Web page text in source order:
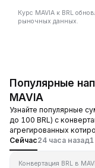
Курс MAVIA к BRL
рыночных данных.
Популярные
MAVIA
Узнайте популярные
до 100 BRL) с
агрегированных
Сейчас24 часа назад
Конвертация BRL в